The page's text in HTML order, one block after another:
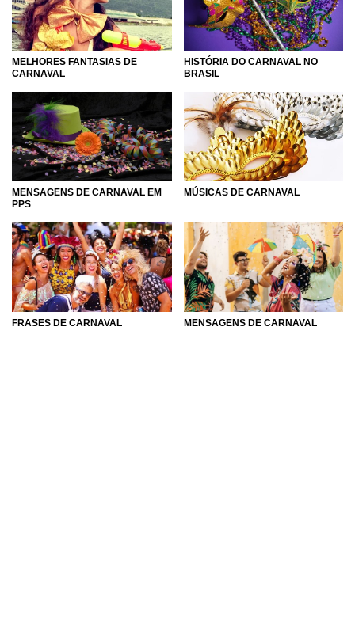
MELHORES FANTASIAS DE
CARNAVAL
HISTÓRIA DO CARNAVAL NO
BRASIL
MENSAGENS DE CARNAVAL EM
PPS
MÚSICAS DE CARNAVAL
FRASES DE CARNAVAL MENSAGENS DE CARNAVAL